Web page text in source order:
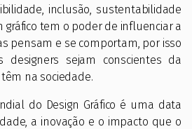
inclusão, sustentabilidade
gráfico tem o poder de influenciar a
pensam e se comportam, por isso
sejam conscientes da
na sociedade.
do Design Gráfico é uma data
a inovação e o impacto que o